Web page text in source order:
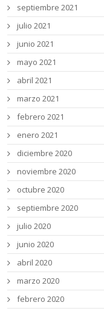
septiembre 2021
julio 2021
junio 2021
mayo 2021
abril 2021
marzo 2021
febrero 2021
enero 2021
diciembre 2020
noviembre 2020
octubre 2020
septiembre 2020
julio 2020
junio 2020
abril 2020
marzo 2020
febrero 2020